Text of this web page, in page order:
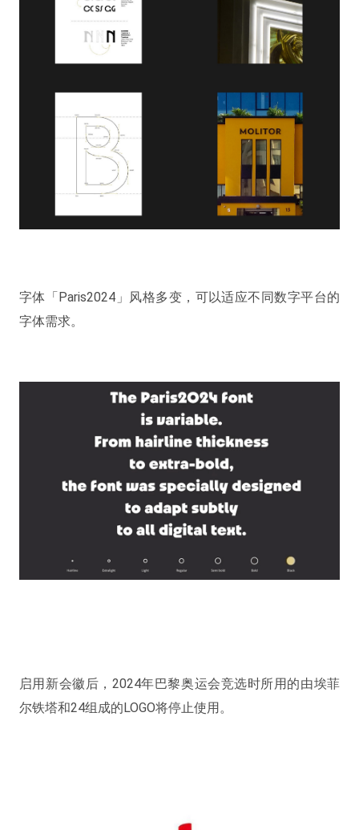
字体「Paris2024」风格多变，可以适应不同数字平台的
字体需求。
启用新会徽后，2024年巴黎奥运会竞选时所用的由埃菲
尔铁塔和24组成的LOGO将停止使用。